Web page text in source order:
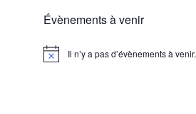
Évènements à venir
Notice Il n’y a pas d’évènements à venir.